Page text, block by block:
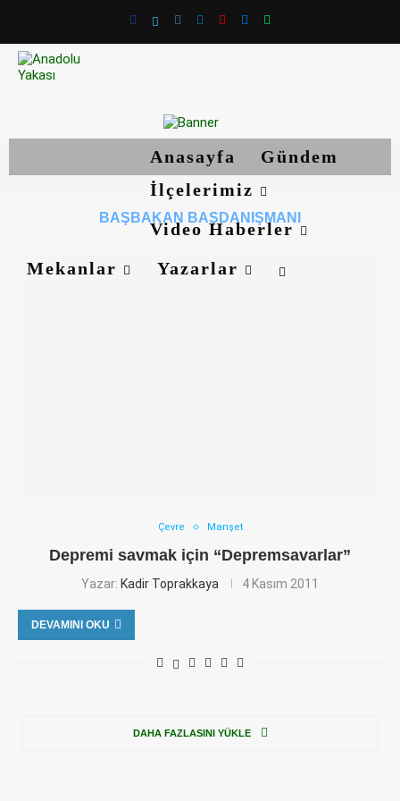
Anasayfa
Gündem
İlçelerimiz
Video Haberler
Mekanlar
Yazarlar
BAŞBAKAN BAŞDANIŞMANI
Çevre Manşet
Depremi savmak için “Depremsavarlar”
Yazar: Kadir Toprakkaya 4 Kasım 2011
DEVAMINI OKU
DAHA FAZLASINI YÜKLE